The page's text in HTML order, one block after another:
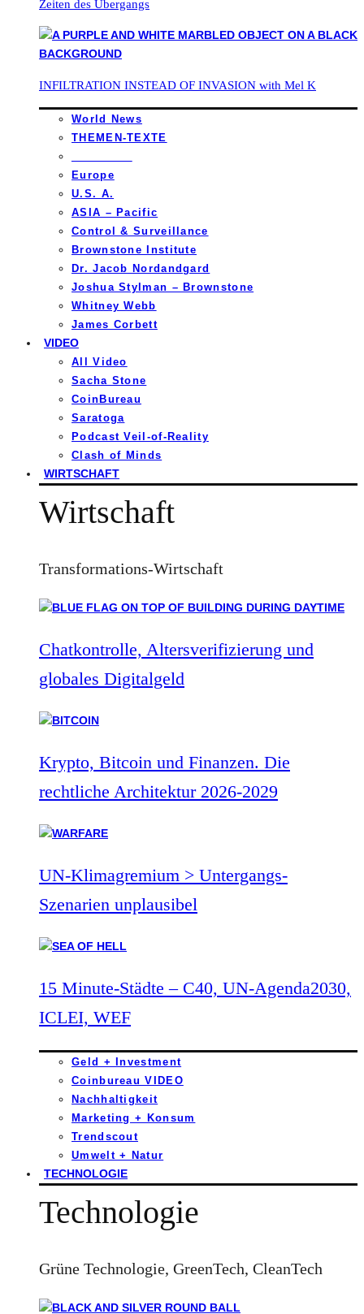
Zeiten des Übergangs
INFILTRATION INSTEAD OF INVASION with Mel K
World News
THEMEN-TEXTE
Europe
U.S. A.
ASIA – Pacific
Control & Surveillance
Brownstone Institute
Dr. Jacob Nordandgard
Joshua Stylman – Brownstone
Whitney Webb
James Corbett
VIDEO
All Video
Sacha Stone
CoinBureau
Saratoga
Podcast Veil-of-Reality
Clash of Minds
WIRTSCHAFT
Wirtschaft
Transformations-Wirtschaft
Chatkontrolle, Altersverifizierung und
globales Digitalgeld
Krypto, Bitcoin und Finanzen. Die
rechtliche Architektur 2026-2029
UN-Klimagremium > Untergangs-
Szenarien unplausibel
15 Minute-Städte – C40, UN-Agenda2030,
ICLEI, WEF
Geld + Investment
Coinbureau VIDEO
Nachhaltigkeit
Marketing + Konsum
Trendscout
Umwelt + Natur
TECHNOLOGIE
Technologie
Grüne Technologie, GreenTech, CleanTech